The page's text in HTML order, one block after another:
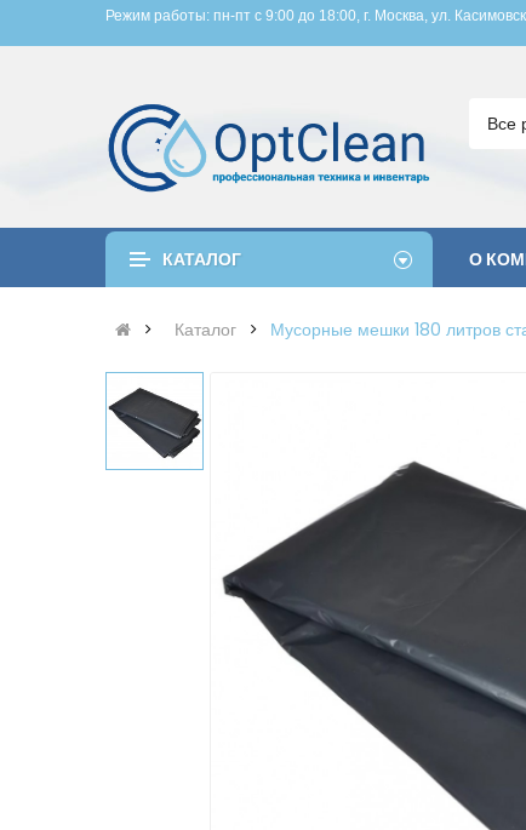
Режим работы: пн-пт с 9:00 до 18:00, г. Москва, ул.
Все
КАТАЛОГ О
Каталог Мусорные мешки 180 литров